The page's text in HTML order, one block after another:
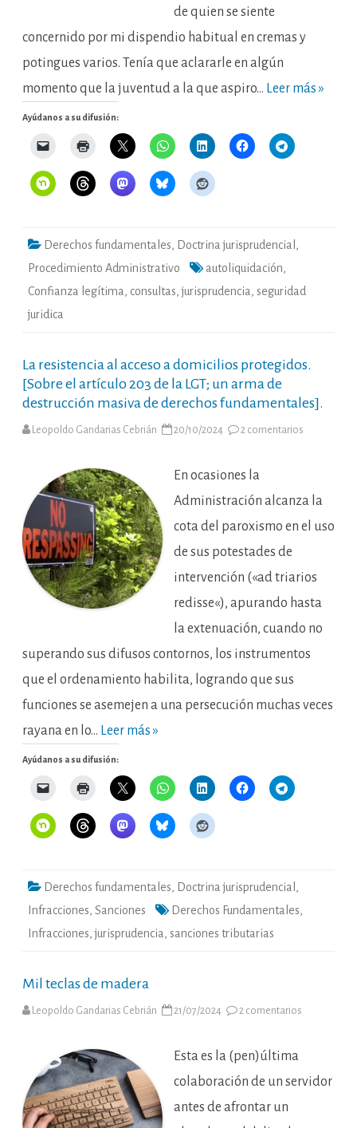
lámpara
de quien se siente
concernido por mi dispendio habitual en cremas y
potingues varios. Tenía que aclararle en algún
momento que la juventud a la que aspiro… Leer más »
Ayúdanos a su difusión:
Derechos fundamentales, Doctrina jurisprudencial ,
Procedimiento Administrativo
autoliquidación,
Confianza legítima , consultas,jurisprudencia , seguridad
juridica
La resistencia al acceso a domicilios protegidos.
[Sobre el artículo 203 de la LGT; un arma de
destrucción masiva de derechos fundamentales].
Leopoldo Gandarias Cebrián 20/10/2024 2 comentarios
domicilios
protegidos.
[Sobre
el
la
LGT;
un
arma
destrucción
de
En ocasiones la
Administración alcanza la
cota del paroxismo en el uso
de sus potestades de
intervención («ad triarios
redisse«), apurando hasta
la extenuación, cuando no
superando sus difusos contornos, los instrumentos
que el ordenamiento habilita, logrando que sus
funciones se asemejen a una persecución muchas veces
rayana en lo… Leer más »
Ayúdanos a su difusión:
Derechos fundamentales, Doctrina jurisprudencial ,
Infracciones, Sanciones Derechos Fundamentales,
Infracciones,jurisprudencia , sanciones tributarias
Mil teclas de madera
Leopoldo Gandarias Cebrián 21/07/2024 2 comentarios
Esta es la (pen)última
colaboración de un servidor
antes de afrontar un